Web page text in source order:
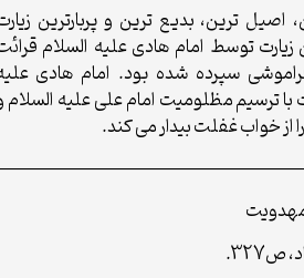
ترین، بدیع ترین و پربارترین زیارت
توسط امام هادی علیه السلام قرائت
سپرده شده بود. امام هادی علیه
مظلومیت امام علی علیه السلام و
خواب غفلت بیدار می کند.